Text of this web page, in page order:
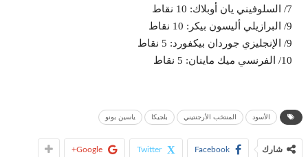
7/ السلوفيني يان أوبلاك: 10 نقاط
9/ البرازيلي أليسون بيكر: 10 نقاط
9/ الإنجليزي جوردان بيكفورد: 5 نقاط
10/ الفرنسي ميك ماينان: 5 نقاط
الأسود المنتخب الأرجنتيني بلجيكا ياسين بونو
شارك Facebook
Twitter
Google+